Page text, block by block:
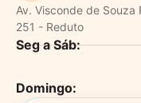
Av. Visconde de
251 - Reduto
Seg a Sáb:
Domingo: